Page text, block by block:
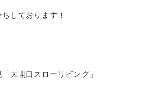
しております！
大開口スローリビング」